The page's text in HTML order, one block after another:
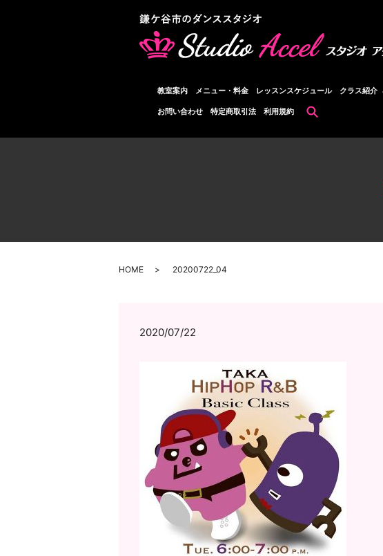
教室案内 メニュー・料金 レッスンスケジュール クラス紹介
お問い合わせ 特定商取引法 利用規約
HOME 20200722_04
2020/07/22